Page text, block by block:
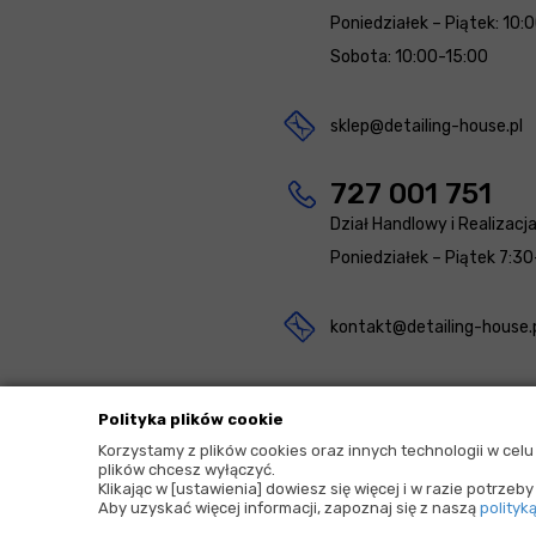
Polityka plików cookie
Korzystamy z plików cookies oraz innych technologii w
plików chcesz wyłączyć.
Klikając w [ustawienia] dowiesz się więcej i w razie
Aby uzyskać więcej informacji, zapoznaj się z naszą
Poniedziałek – Piątek:
Sobota: 10:00-15:00
sklep@detailing-house.pl
727 001 751
Dział Handlowy i
Poniedziałek – Piątek
kontakt@detailing-
2026 © Copyrights by |Detailing House